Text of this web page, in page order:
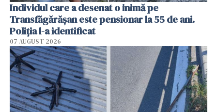
Individul care a desenat o inimă pe
Transfăgărășan este pensionar la 55 de ani.
Poliția l-a identificat
07 AUGUST 2026